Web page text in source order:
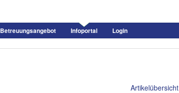
Betreuungsangebot Infoportal Login
Artikelübersicht